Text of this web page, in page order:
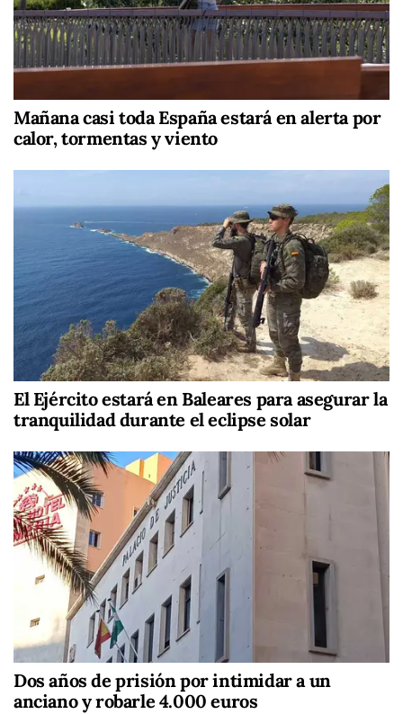
Mañana casi toda España estará en alerta por
calor, tormentas y viento
El Ejército estará en Baleares para asegurar la
tranquilidad durante el eclipse solar
Dos años de prisión por intimidar a un
anciano y robarle 4.000 euros